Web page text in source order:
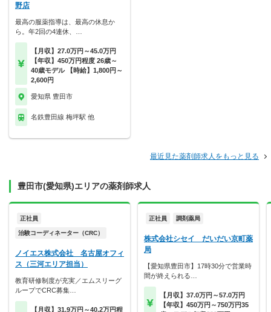
野店
最高の服薬指導は、最高の休息か
ら。年2回の4連休、…
【月収】27.0万円～45.0万円
【年収】450万円程度 26歳～
40歳モデル 【時給】1,800円～
2,600円
愛知県 豊田市
名鉄豊田線 梅坪駅 他
最近見た薬剤師求人をもっと見る
豊田市(愛知県)エリアの薬剤師求人
正社員
治験コーディネーター（CRC）
ノイエス株式会社 名古屋オフィ
ス（三河エリア担当）
教育研修制度が充実／エムスリーグ
ループでCRC募集…
【月収】31.9万円～40.2万円程
正社員 調剤薬局
株式会社シセイ だいだい京町薬
局
【愛知県豊田市】17時30分で営業時
間が終えられる…
【月収】37.0万円～57.0万円
【年収】450万円～750万円35